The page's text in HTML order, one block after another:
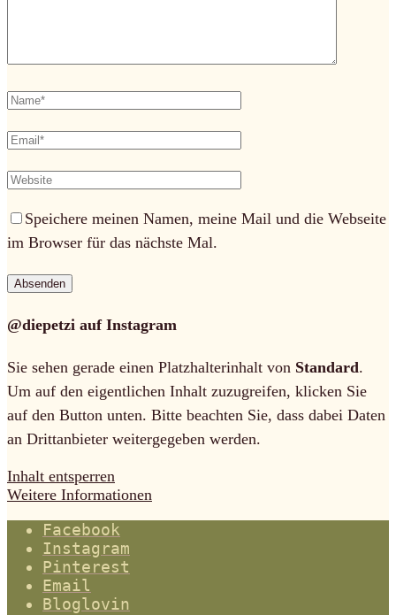
Speichere meinen Namen, meine Mail und die Webseite
im Browser für das nächste Mal.
@diepetzi auf Instagram
Sie sehen gerade einen Platzhalterinhalt von Standard.
Um auf den eigentlichen Inhalt zuzugreifen, klicken Sie
auf den Button unten. Bitte beachten Sie, dass dabei Daten
an Drittanbieter weitergegeben werden.
Inhalt entsperren
Weitere Informationen
Facebook
Instagram
Pinterest
Email
Bloglovin